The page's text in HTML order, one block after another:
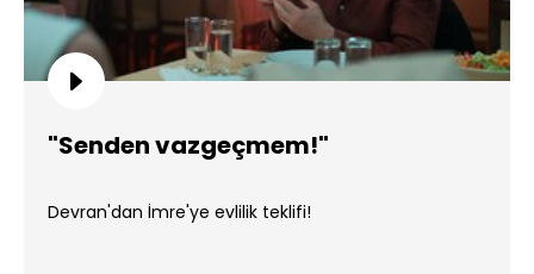
"Senden vazgeçmem!"
Devran'dan İmre'ye evlilik teklifi!